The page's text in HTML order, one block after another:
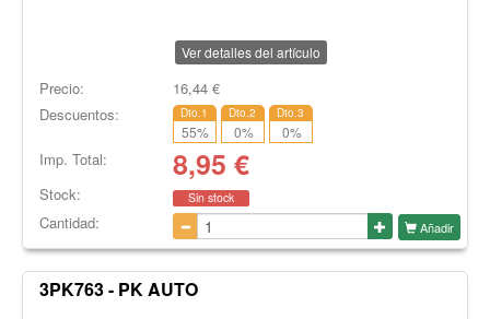
Ver detalles del artículo
Precio: 16,44€
Descuentos:
Dto.1
55%
Dto.2
0%
Dto.3
0%
Imp. Total: 8,95 €
Stock: Sin stock
Cantidad: Añadir
3PK763 - PK AUTO